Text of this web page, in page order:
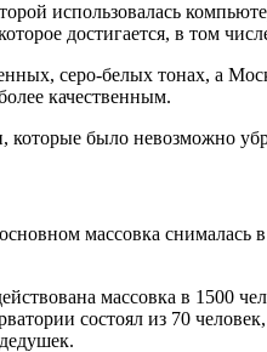
использовалась
достигается, в том
серо-белых тонах, а
качественным.
было невозможно
массовка
массовка в 1500
состоял из 70